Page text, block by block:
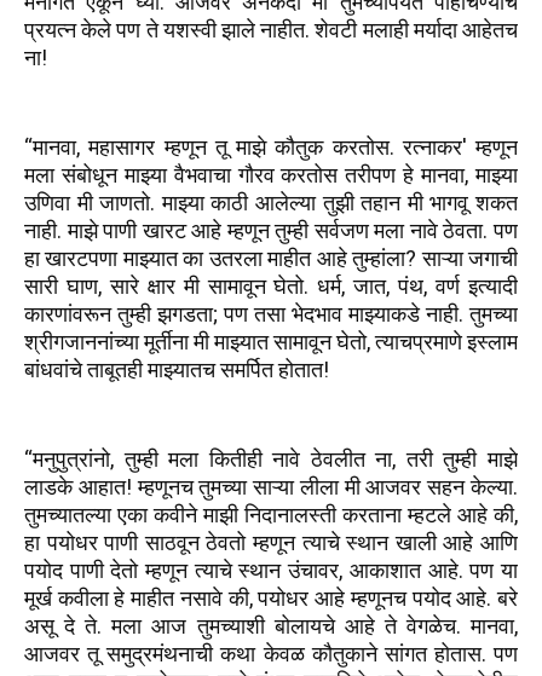
प्रयत्न केले पण ते यशस्वी झाले नाहीत. शेवटी मलाही मर्यादा आहेतच
ना!
“मानवा, महासागर म्हणून तू माझे कौतुक करतोस. रत्नाकर' म्हणून
मला संबोधून माझ्या वैभवाचा गौरव करतोस तरीपण हे मानवा, माझ्या
उणिवा मी जाणतो. माझ्या काठी आलेल्या तुझी तहान मी भागवू शकत
नाही. माझे पाणी खारट आहे म्हणून तुम्ही सर्वजण मला नावे ठेवता. पण
हा खारटपणा माझ्यात का उतरला माहीत आहे तुम्हांला? साऱ्या जगाची
सारी घाण, सारे क्षार मी सामावून घेतो. धर्म, जात, पंथ, वर्ण इत्यादी
कारणांवरून तुम्ही झगडता; पण तसा भेदभाव माझ्याकडे नाही. तुमच्या
श्रीगजाननांच्या मूर्तीना मी माझ्यात सामावून घेतो, त्याचप्रमाणे इस्लाम
बांधवांचे ताबूतही माझ्यातच समर्पित होतात!
“मनुपुत्रांनो, तुम्ही मला कितीही नावे ठेवलीत ना, तरी तुम्ही माझे
लाडके आहात! म्हणूनच तुमच्या साऱ्या लीला मी आजवर सहन केल्या.
तुमच्यातल्या एका कवीने माझी निदानालस्ती करताना म्हटले आहे की,
हा पयोधर पाणी साठवून ठेवतो म्हणून त्याचे स्थान खाली आहे आणि
पयोद पाणी देतो म्हणून त्याचे स्थान उंचावर, आकाशात आहे. पण या
मूर्ख कवीला हे माहीत नसावे की, पयोधर आहे म्हणूनच पयोद आहे. बरे
असू दे ते. मला आज तुमच्याशी बोलायचे आहे ते वेगळेच. मानवा,
आजवर तू समुद्रमंथनाची कथा केवळ कौतुकाने सांगत होतास. पण